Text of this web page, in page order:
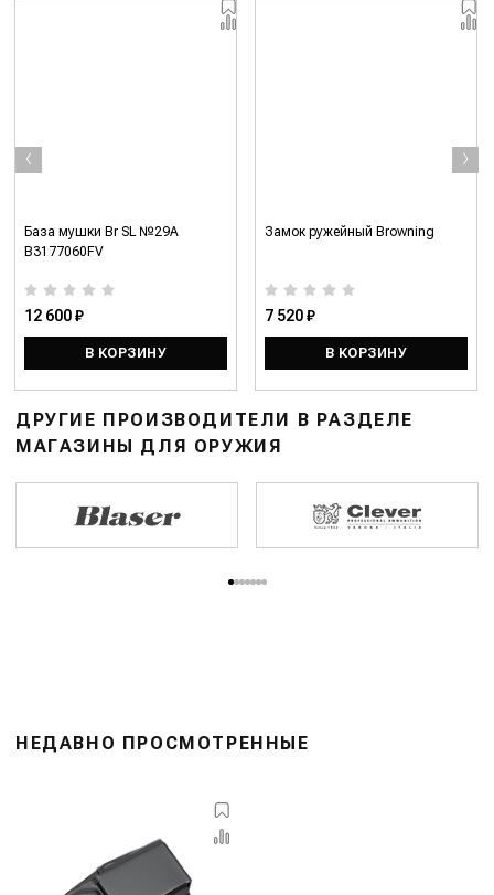
База мушки Br SL №29A
B3177060FV
12 600 ₽
В КОРЗИНУ
Замок ружейный Browning
7 520 ₽
В КОРЗИНУ
‹ ›
ДРУГИЕ ПРОИЗВОДИТЕЛИ В РАЗДЕЛЕ
МАГАЗИНЫ ДЛЯ ОРУЖИЯ
НЕДАВНО ПРОСМОТРЕННЫЕ